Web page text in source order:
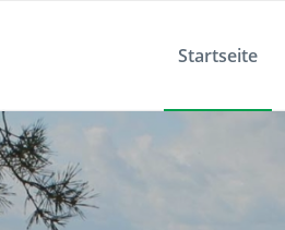
Startseite